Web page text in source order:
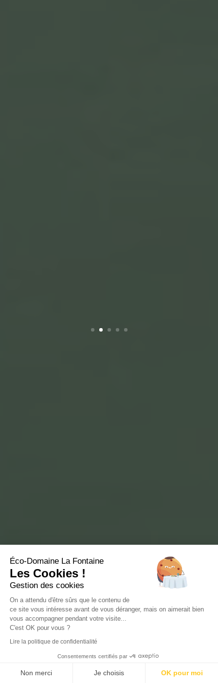
Éco-Domaine La Fontaine
Les Cookies !
Gestion des cookies
On a attendu d'être sûrs que le contenu de
ce site vous intéresse avant de vous déranger, mais on aimerait bien
vous accompagner pendant votre visite...
C'est OK pour vous ?
Lire la politique de confidentialité
Consentements certifiés par
Non merci Je choisis OK pour moi